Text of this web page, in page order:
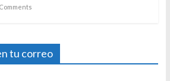
tu correo